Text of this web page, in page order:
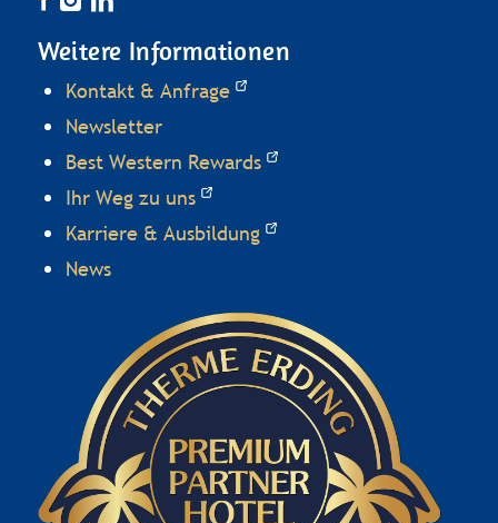
Weitere Informationen
Kontakt & Anfrage
Newsletter
Best Western Rewards
Ihr Weg zu uns
Karriere & Ausbildung
News